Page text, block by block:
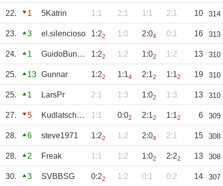
22. 1 5Katrin 1:1 2:1 1:1 2:1 10 314
23. 3 el.silencioso 1:22 1:0 2:04 0:1 16 313
24. 1 GuidoBunzel 1:22 1:2 1:02 1:2 13 310
25. 13 Gunnar 1:22 1:14 2:12 1:12 19 310
25. 1 LarsPr 2:1 1:3 1:02 1:3 13 310
27. 5 Kudlatschkova 1:1 0:02 2:12 1:12 6 309
28. 6 steve1971 1:22 1:2 2:04 2:1 15 308
28. 2 Freak 1:1 1:2 1:02 2:22 13 308
30. 3 SVBBSG 0:22 1:2 0:1 0:2 14 307